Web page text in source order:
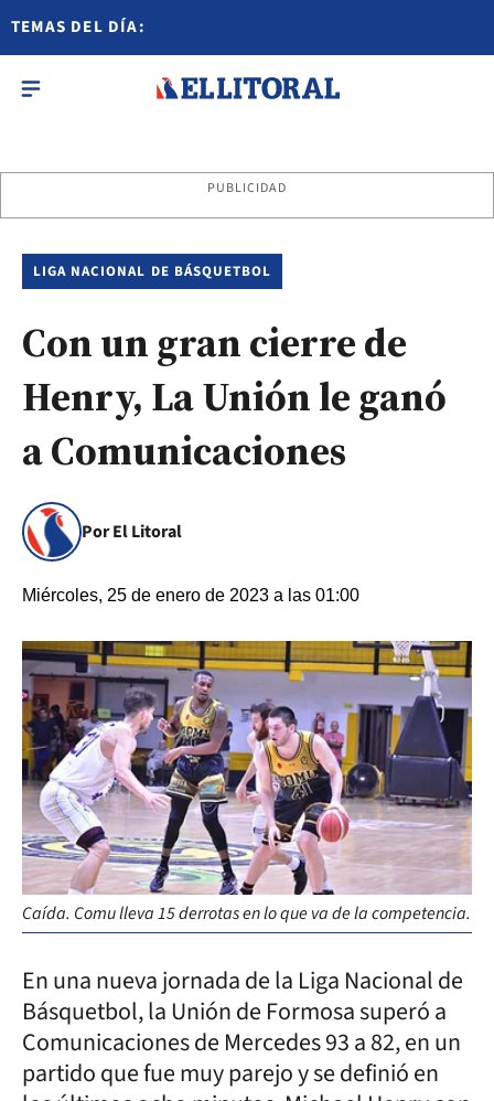
TEMAS DEL DÍA:
PUBLICIDAD
LIGA NACIONAL DE BÁSQUETBOL
Con un gran cierre de
Henry, La Unión le ganó
a Comunicaciones
Por El Litoral
Miércoles, 25 de enero de 2023 a las 01:00
Caída. Comu lleva 15 derrotas en lo que va de la competencia.
En una nueva jornada de la Liga Nacional de
Básquetbol, la Unión de Formosa superó a
Comunicaciones de Mercedes 93 a 82, en un
partido que fue muy parejo y se definió en